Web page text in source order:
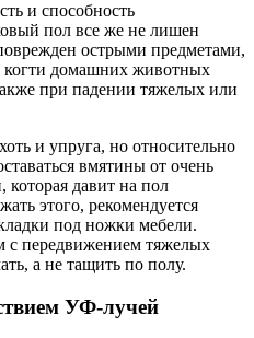
и способность
пол все же не лишен
острыми предметами,
когти домашних животных
при падении тяжелых или
и упруга, но относительно
вмятины от очень
которая давит на пол
этого, рекомендуется
под ножки мебели.
с передвижением тяжелых
а не тащить по полу.
УФ-лучей